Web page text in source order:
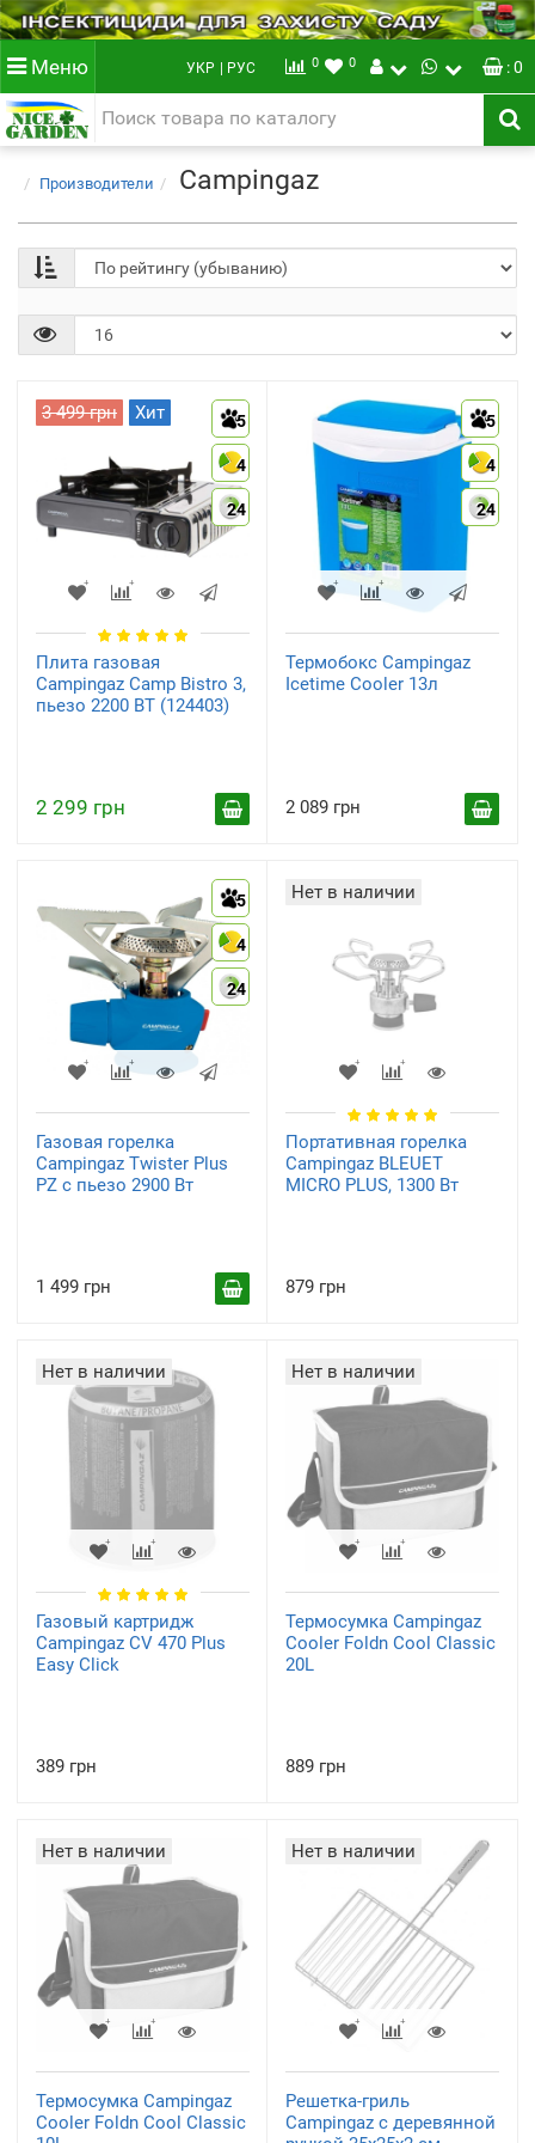
Меню УКР | РУС 0 0 : 0
Производители Campingaz
5
4
24
3 499 грн Хит
Плита газовая
Campingaz Camp Bistro 3,
пьезо 2200 ВТ (124403)
2 299 грн
5
4
24
Термобокс Campingaz
Icetime Cooler 13л
2 089 грн
5
4
24
Газовая горелка
Campingaz Twister Plus
PZ с пьезо 2900 Вт
1 499 грн
Нет в наличии
Портативная горелка
Campingaz BLEUET
MICRO PLUS, 1300 Вт
879 грн
Нет в наличии
Газовый картридж
Campingaz CV 470 Plus
Easy Click
389 грн
Нет в наличии
Термосумка Campingaz
Cooler Foldn Cool Classic
20L
889 грн
Нет в наличии
Термосумка Campingaz
Cooler Foldn Cool Classic
Нет в наличии
Решетка-гриль
Campingaz с деревянной